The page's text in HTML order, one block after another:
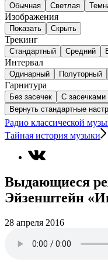
Обычная Светлая
Изображения
Показать Скрыть
Трекинг
Стандартный Средний
Интервал
Одинарный Полуторный
Гарнитура
Без засечек
С засечками
Вернуть стандартные
Радио классической
Тайная история музыки
Выдающиеся
Эйзенштейн
28 апреля 2016